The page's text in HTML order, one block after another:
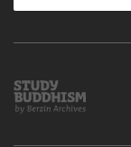
Study
Buddhism